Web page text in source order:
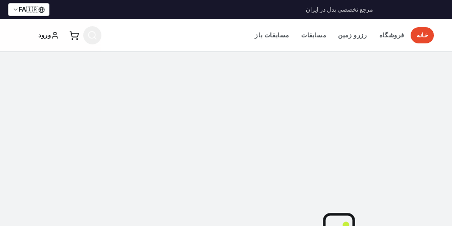
مرجع تخصصی پدل در ایران 🇮🇷
FA
خانه فروشگاه رزرو زمین مسابقات مسابقات باز ورود